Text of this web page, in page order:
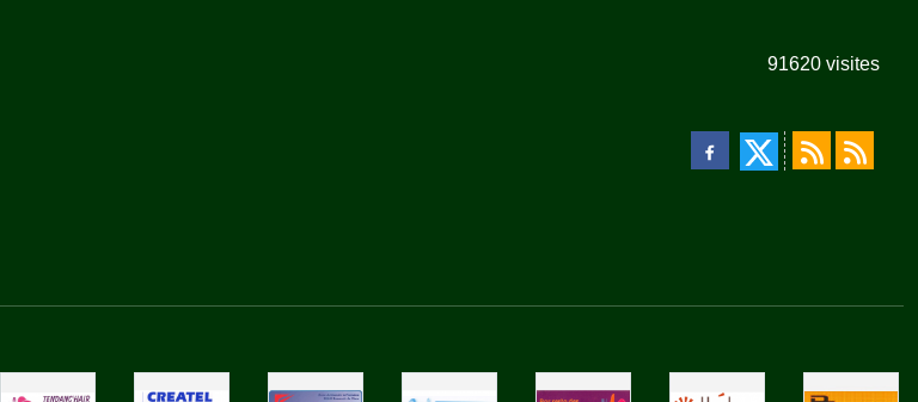
91620 visites